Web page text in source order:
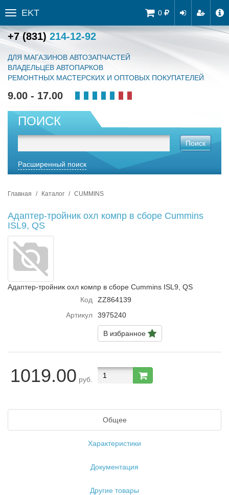
0
Toggle
sidebar
EKT
+7 (831) 214-12-92
ДЛЯ МАГАЗИНОВ АВТОЗАПЧАСТЕЙ
ВЛАДЕЛЬЦЕВ АВТОПАРКОВ
РЕМОНТНЫХ МАСТЕРСКИХ И ОПТОВЫХ ПОКУПАТЕЛЕЙ
9.00 - 17.00
ПОИСК
Поиск
Расширенный поиск
Главная Каталог CUMMINS
Адаптер-тройник охл компр в сборе Cummins
ISL9, QS
Адаптер-тройник охл компр в сборе Cummins ISL9, QS
Код
ZZ864139
Артикул
3975240
В избранное
1019.00 руб.
Общее
Характеристики
Документация
Другие товары